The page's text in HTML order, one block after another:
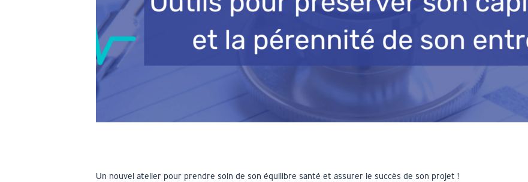
Un nouvel atelier pour prendre soin de son équilibre santé et assurer le succès de son projet !